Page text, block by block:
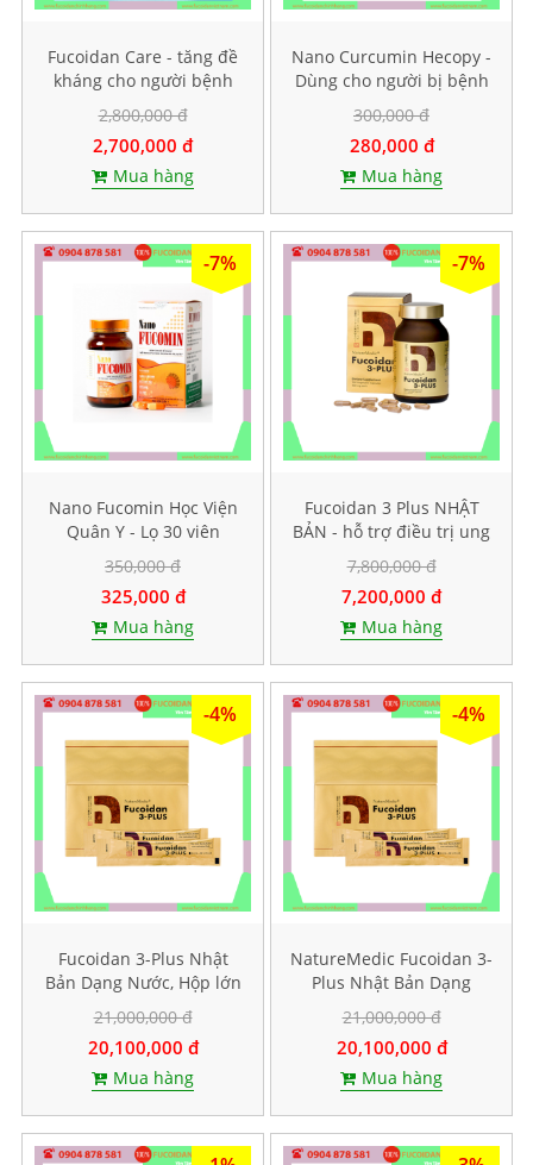
Fucoidan Care - tăng đề
kháng cho người bệnh
ung thư, Hộp 60 viên
nang cứng
2,800,000 đ
2,700,000 đ
Mua hàng
Nano Curcumin Hecopy -
Dùng cho người bị bệnh
dạ dày. Hộp 60 viên
300,000 đ
280,000 đ
Mua hàng
-7%
Nano Fucomin Học Viện
Quân Y - Lọ 30 viên
350,000 đ
325,000 đ
Mua hàng
-7%
Fucoidan 3 Plus NHẬT
BẢN - hỗ trợ điều trị ung
thư, tăng sức đề kháng
7,800,000 đ
7,200,000 đ
Mua hàng
-4%
Fucoidan 3-Plus Nhật
Bản Dạng Nước, Hộp lớn
21,000,000 đ
20,100,000 đ
Mua hàng
-4%
NatureMedic Fucoidan 3-
Plus Nhật Bản Dạng
Nước, Hộp lớn 50 gói
21,000,000 đ
20,100,000 đ
Mua hàng